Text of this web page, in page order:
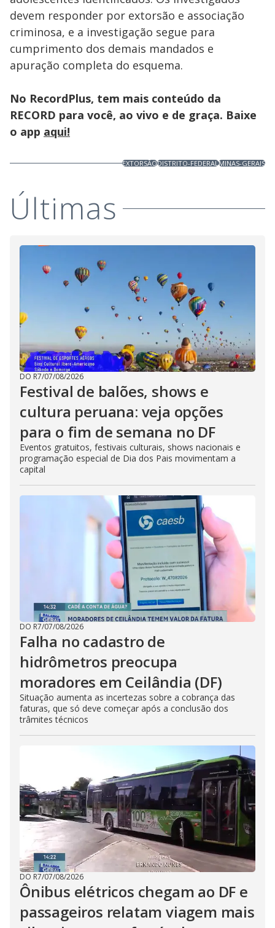
devem responder por extorsão e associação
criminosa, e a investigação segue para
cumprimento dos demais mandados e
apuração completa do esquema.
No RecordPlus, tem mais conteúdo da
RECORD para você, ao vivo e de graça. Baixe
o app aqui!
EXTORSÃODISTRITO-FEDERALMINAS-GERAIS
Últimas
DO R7/07/08/2026
Festival de balões, shows e
cultura peruana: veja opções
para o fim de semana no DF
Eventos gratuitos, festivais culturais, shows nacionais e
programação especial de Dia dos Pais movimentam a
capital
DO R7/07/08/2026
Falha no cadastro de
hidrômetros preocupa
moradores em Ceilândia (DF)
Situação aumenta as incertezas sobre a cobrança das
faturas, que só deve começar após a conclusão dos
trâmites técnicos
DO R7/07/08/2026
Ônibus elétricos chegam ao DF e
passageiros relatam viagem mais